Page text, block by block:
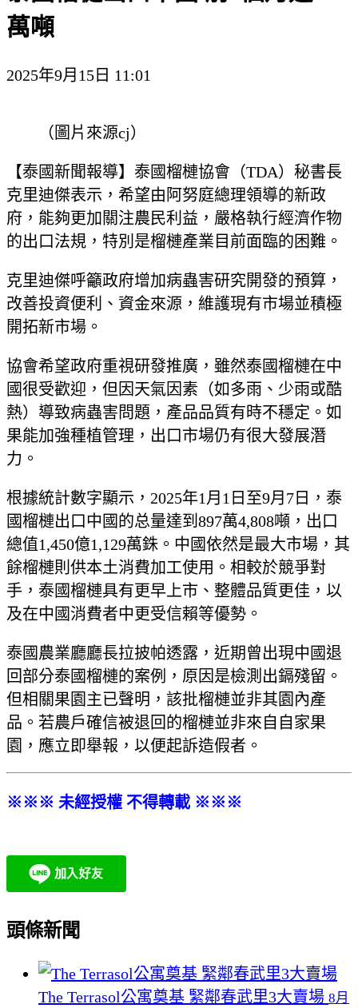
萬噸
2025年9月15日 11:01
（圖片來源cj）
【泰國新聞報導】泰國榴槤協會（TDA）秘書長
克里迪傑表示，希望由阿努庭總理領導的新政
府，能夠更加關注農民利益，嚴格執行經濟作物
的出口法規，特別是榴槤產業目前面臨的困難。
克里迪傑呼籲政府增加病蟲害研究開發的預算，
改善投資便利、資金來源，維護現有市場並積極
開拓新市場。
協會希望政府重視研發推廣，雖然泰國榴槤在中
國很受歡迎，但因天氣因素（如多雨、少雨或酷
熱）導致病蟲害問題，產品品質有時不穩定。如
果能加強種植管理，出口市場仍有很大發展潛
力。
根據統計數字顯示，2025年1月1日至9月7日，泰
國榴槤出口中國的总量達到897萬4,808噸，出口
總值1,450億1,129萬銖。中國依然是最大市場，其
餘榴槤則供本土消費加工使用。相較於競爭對
手，泰國榴槤具有更早上市、整體品質更佳，以
及在中國消費者中更受信賴等優勢。
泰國農業廳廳長拉披帕透露，近期曾出現中國退
回部分泰國榴槤的案例，原因是檢測出鎘殘留。
但相關果園主已聲明，該批榴槤並非其園內產
品。若農戶確信被退回的榴槤並非來自自家果
園，應立即舉報，以便起訴造假者。
※※※ 未經授權 不得轉載 ※※※
頭條新聞
The Terrasol公寓奠基 緊鄰春武里3大賣場 8月